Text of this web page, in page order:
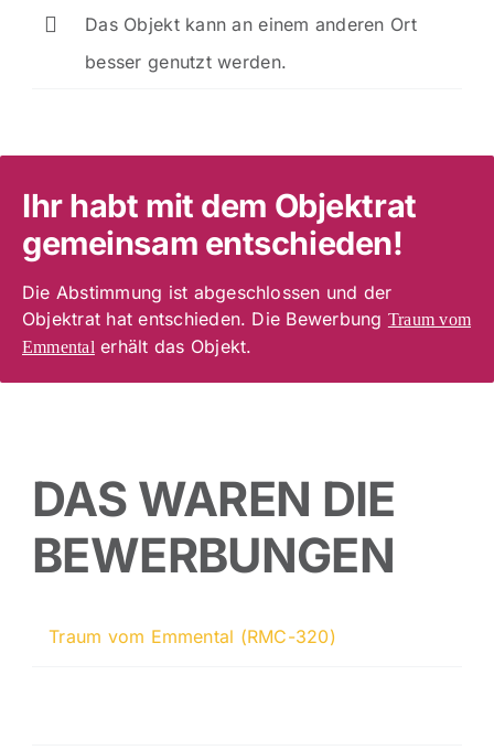
Das Objekt kann an einem anderen Ort
besser genutzt werden.
Ihr habt mit dem Objektrat
gemeinsam entschieden!
Die Abstimmung ist abgeschlossen und der
Objektrat hat entschieden. Die Bewerbung Traum vom
Emmental erhält das Objekt.
DAS WAREN DIE
BEWERBUNGEN
Traum vom Emmental (RMC-320)